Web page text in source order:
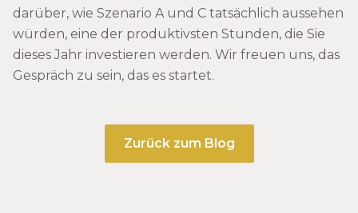
darüber, wie Szenario A und C tatsächlich aussehen
würden, eine der produktivsten Stunden, die Sie
dieses Jahr investieren werden. Wir freuen uns, das
Gespräch zu sein, das es startet.
Zurück zum Blog